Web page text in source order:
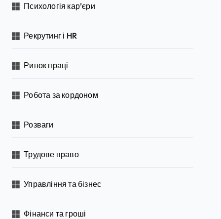
Психологія кар’єри
Рекрутинг і HR
Ринок праці
Робота за кордоном
Розваги
Трудове право
Управління та бізнес
Фінанси та гроші